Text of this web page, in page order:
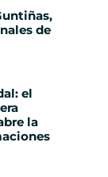
de
el
la